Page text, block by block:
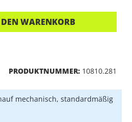
DEN
WARENKORB
PRODUKTNUMMER: 10810.281
mechanisch, standardmäßig